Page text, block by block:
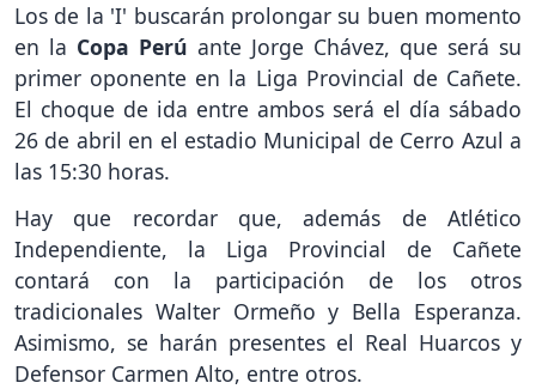
Los de la 'I' buscarán prolongar su buen momento
en la Copa Perú ante Jorge Chávez, que será su
primer oponente en la Liga Provincial de Cañete.
El choque de ida entre ambos será el día sábado
26 de abril en el estadio Municipal de Cerro Azul a
las 15:30 horas.
Hay que recordar que, además de Atlético
Independiente, la Liga Provincial de Cañete
contará con la participación de los otros
tradicionales Walter Ormeño y Bella Esperanza.
Asimismo, se harán presentes el Real Huarcos y
Defensor Carmen Alto, entre otros.